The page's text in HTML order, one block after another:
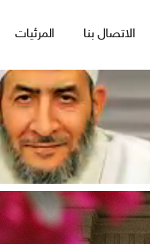
الاتصال بنا المرئيات